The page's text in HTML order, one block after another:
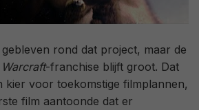
gebleven rond dat project, maar de
Warcraft-franchise blijft groot. Dat
kier voor toekomstige filmplannen,
film aantoonde dat er